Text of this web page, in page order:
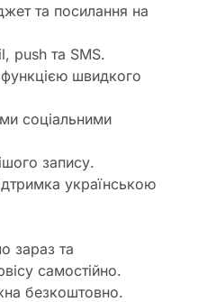
та посилання на
push та SMS.
функцією швидкого
соціальними
запису.
українською
зараз та
самостійно.
безкоштовно.